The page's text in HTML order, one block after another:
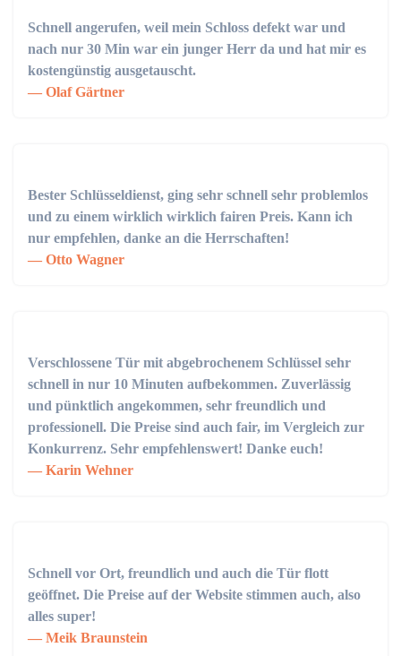
Schnell angerufen, weil mein Schloss defekt war und
nach nur 30 Min war ein junger Herr da und hat mir es
kostengünstig ausgetauscht.
Olaf Gärtner
Bester Schlüsseldienst, ging sehr schnell sehr problemlos
und zu einem wirklich wirklich fairen Preis. Kann ich
nur empfehlen, danke an die Herrschaften!
Otto Wagner
Verschlossene Tür mit abgebrochenem Schlüssel sehr
schnell in nur 10 Minuten aufbekommen. Zuverlässig
und pünktlich angekommen, sehr freundlich und
professionell. Die Preise sind auch fair, im Vergleich zur
Konkurrenz. Sehr empfehlenswert! Danke euch!
Karin Wehner
Schnell vor Ort, freundlich und auch die Tür flott
geöffnet. Die Preise auf der Website stimmen auch, also
alles super!
Meik Braunstein